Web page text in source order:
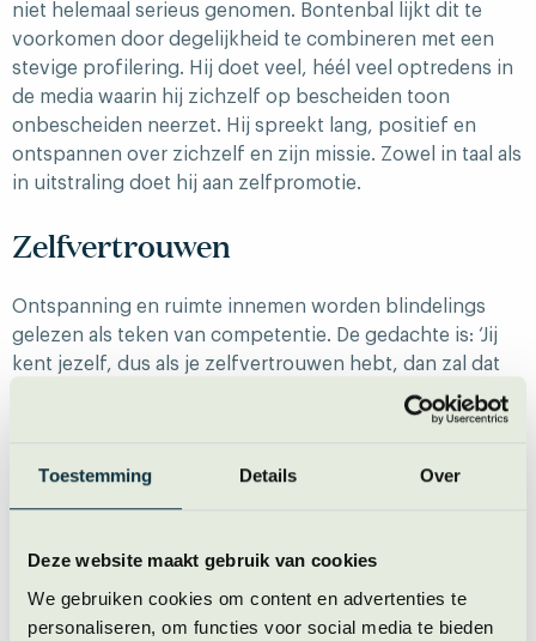
Toestemming Details Over
Deze website maakt gebruik van cookies
We gebruiken cookies om content en advertenties te
personaliseren, om functies voor social media te bieden
niet helemaal serieus genomen. Bontenbal lijkt dit te
voorkomen door degelijkheid te combineren met een
stevige profilering. Hij doet veel, héél veel optredens in
de media waarin hij zichzelf op bescheiden toon
onbescheiden neerzet. Hij spreekt lang, positief en
ontspannen over zichzelf en zijn missie. Zowel in taal als
in uitstraling doet hij aan zelfpromotie.
Zelfvertrouwen
Ontspanning en ruimte innemen worden blindelings
gelezen als teken van competentie. De gedachte is: ‘Jij
kent jezelf, dus als je zelfvertrouwen hebt, dan zal dat
wel terecht zijn.’ (waarbij we gemakshalve vergeten dat
er ook nog zoiets bestaat als zelfoverschatting).
‘leuk afsteken tegen de rest’ en een zelfverzekerde
degelijkheid.
Tip:
Ben je van de inhoud? Vind je jezelf een beetje saai?
Geen probleem. De combi degelijk en zelfvertrouwen